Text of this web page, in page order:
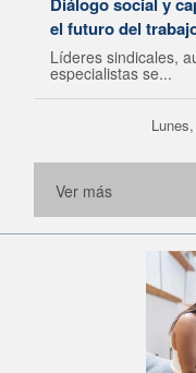
el futuro del
Líderes sindicales,
especialistas se...
Ver más